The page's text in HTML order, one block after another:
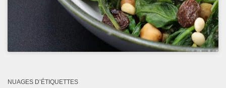
NUAGES D’ÉTIQUETTES